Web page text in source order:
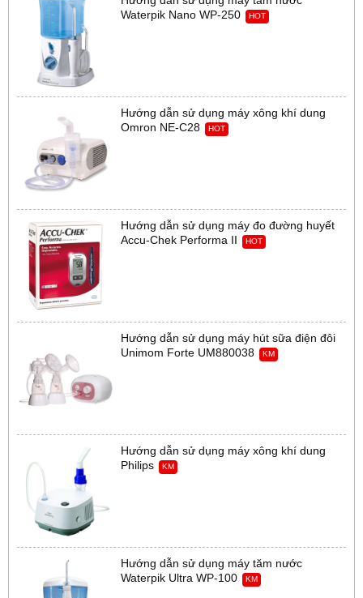
Waterpik Nano WP-250
HOT
Hướng dẫn sử dụng máy xông khí dung
Omron NE-C28
HOT
Hướng dẫn sử dụng máy đo đường huyết
Accu-Chek Performa II
HOT
Hướng dẫn sử dụng máy hút sữa điện đôi
Unimom Forte UM880038
KM
Hướng dẫn sử dụng máy xông khí dung
Philips
KM
Hướng dẫn sử dụng máy tăm nước
Waterpik Ultra WP-100
KM